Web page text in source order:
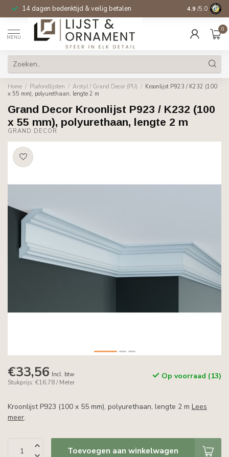
14 dagen bedenktijd & veilig betalen 4.9 /5.0
MENU
0
Home / Plafondlijsten / Arstyl / Grand Decor (PU) / Kroonlijst P923 / K232 (100
x 55 mm), polyurethaan, lengte 2 m
Grand Decor Kroonlijst P923 / K232 (100
x 55 mm), polyurethaan, lengte 2 m
GRAND DECOR
€33,56 Incl. btw
Stukprijs: €16,78 / Meter
Op voorraad (13)
Kroonlijst P923 (100 x 55 mm), polyurethaan, lengte 2 m Lees
meer.
Toevoegen aan winkelwagen